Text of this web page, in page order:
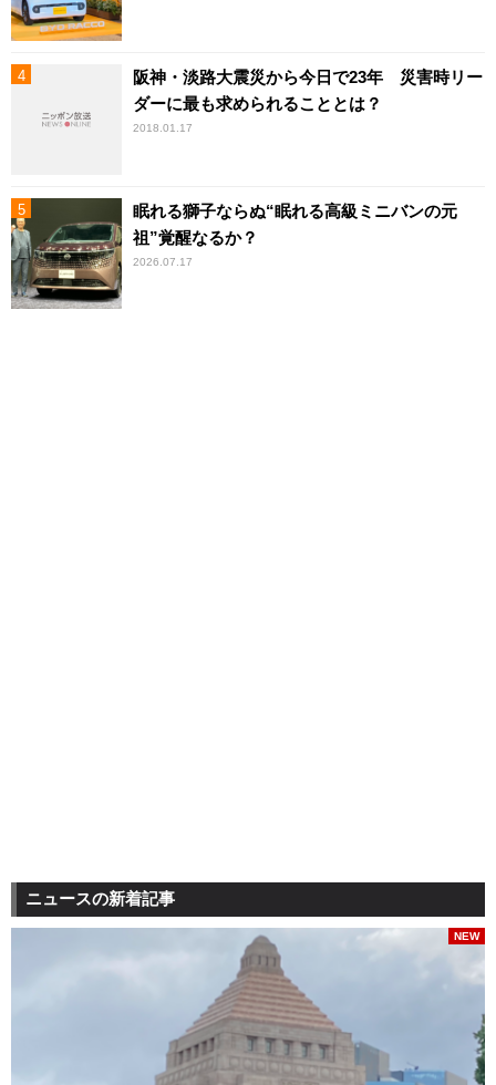
阪神・淡路大震災から今日で23年 災害時リー
ダーに最も求められることとは？
2018.01.17
眠れる獅子ならぬ“眠れる高級ミニバンの元
祖”覚醒なるか？
2026.07.17
ニュースの新着記事
NEW